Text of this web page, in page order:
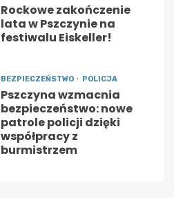
Rockowe zakończenie
lata w Pszczynie na
festiwalu Eiskeller!
BEZPIECZEŃSTWO POLICJA
Pszczyna wzmacnia
bezpieczeństwo: nowe
patrole policji dzięki
współpracy z
burmistrzem